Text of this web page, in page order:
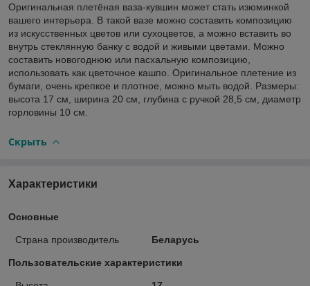
Оригинальная плетёная ваза-кувшин может стать изюминкой
вашего интерьера. В такой вазе можно составить композицию
из искусственных цветов или сухоцветов, а можно вставить во
внутрь стеклянную банку с водой и живыми цветами. Можно
составить новогоднюю или пасхальную композицию,
использовать как цветочное кашпо. Оригинальное плетение из
бумаги, очень крепкое и плотное, можно мыть водой. Размеры:
высота 17 см, ширина 20 см, глубина с ручкой 28,5 см, диаметр
горловины 10 см.
Скрыть
Характеристики
Основные
Страна производитель Беларусь
Пользовательские характеристики